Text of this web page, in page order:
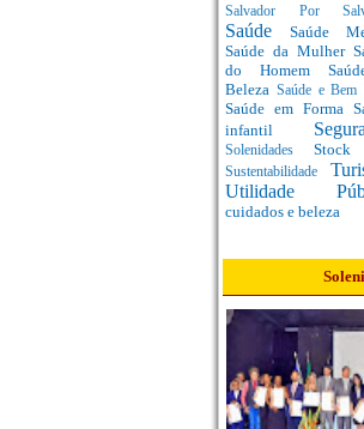
Salvador Por
Saúde Saúde
Saúde da Mulher
do Homem
Beleza Saúde e Bem
Saúde em Forma
infantil
Solenidades Stock
Sustentabilidade
Utilidade
cuidados e beleza